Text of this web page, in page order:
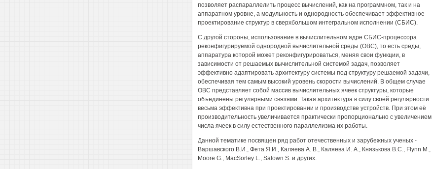
позволяет распараллелить процесс вычислений, как на программном, так и на
аппаратном уровне, а модульность и однородность обеспечивает эффективное
проектирование структур в сверхбольшом интегральном исполнении (СБИС).
С другой стороны, использование в вычислительном ядре СБИС-процессора
реконфигурируемой однородной вычислительной среды (ОВС), то есть среды,
аппаратура которой может реконфигурироваться, меняя свои функции, в
зависимости от решаемых вычислительной системой задач, позволяет
эффективно адаптировать архитектуру системы под структуру решаемой задачи,
обеспечивая тем самым высокий уровень скорости вычислений. В общем случае
ОВС представляет собой массив вычислительных ячеек структуры, которые
объединены регулярными связями. Такая архитектура в силу своей регулярности
весьма эффективна при проектировании и производстве устройств. При этом её
производительность увеличивается практически пропорционально с увеличением
числа ячеек в силу естественного параллелизма их работы.
Данной тематике посвящен ряд работ отечественных и зарубежных ученых -
Варшавского В.И., Фета Я.И., Каляева А. В., Каляева И. А., Князькова B.C., Flynn М.,
Moore G., MacSorley L., Salown S. и других.